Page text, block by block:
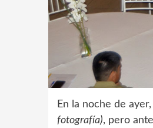
En la noche de
fotografía), pero